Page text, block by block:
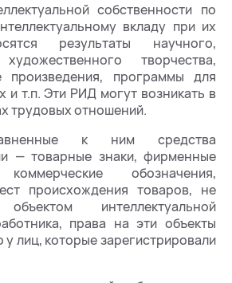
собственности по
вкладу при их
результаты научного,
творчества,
произведения, программы для
т.п. Эти РИД могут возникать в
трудовых отношений.
к ним средства
— товарные знаки, фирменные
обозначения,
происхождения товаров, не
интеллектуальной
права на эти объекты
у лиц, которые зарегистрировали